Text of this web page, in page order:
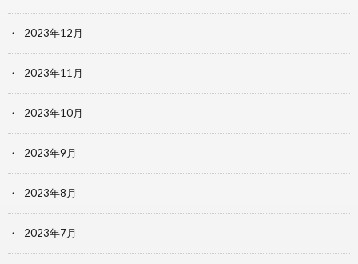
2023年12月
2023年11月
2023年10月
2023年9月
2023年8月
2023年7月